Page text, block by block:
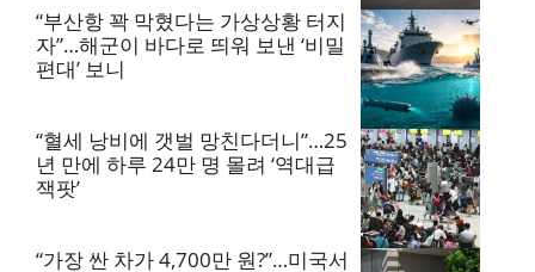
“부산항 꽉 막혔다는 가상상황 터지
자”…해군이 바다로 띄워 보낸 ‘비밀
편대’ 보니
“혈세 낭비에 갯벌 망친다더니”…25
년 만에 하루 24만 명 몰려 ‘역대급
잭팟’
“가장 싼 차가 4,700만 원?”…미국서